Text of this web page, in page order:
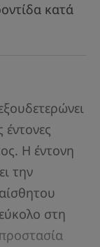
κατά
έντονες
Η έντονη
την
στη